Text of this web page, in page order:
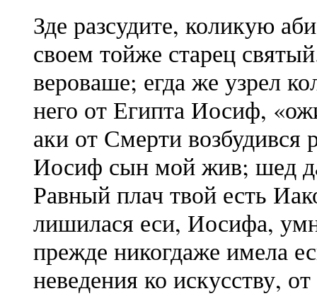
Зде разсудите, коликую
своем тойже старец
вероваше; егда же узрел
него от Египта Иосиф,
аки от Смерти возбудився
Иосиф сын мой жив; шед
Равный плач твой есть
лишилася еси, Иосифа,
прежде никогдаже имела
неведения ко искусству,